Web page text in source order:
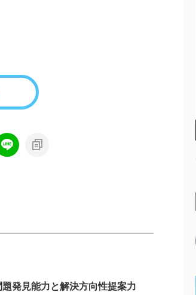
発見能力と解決方向性提案力